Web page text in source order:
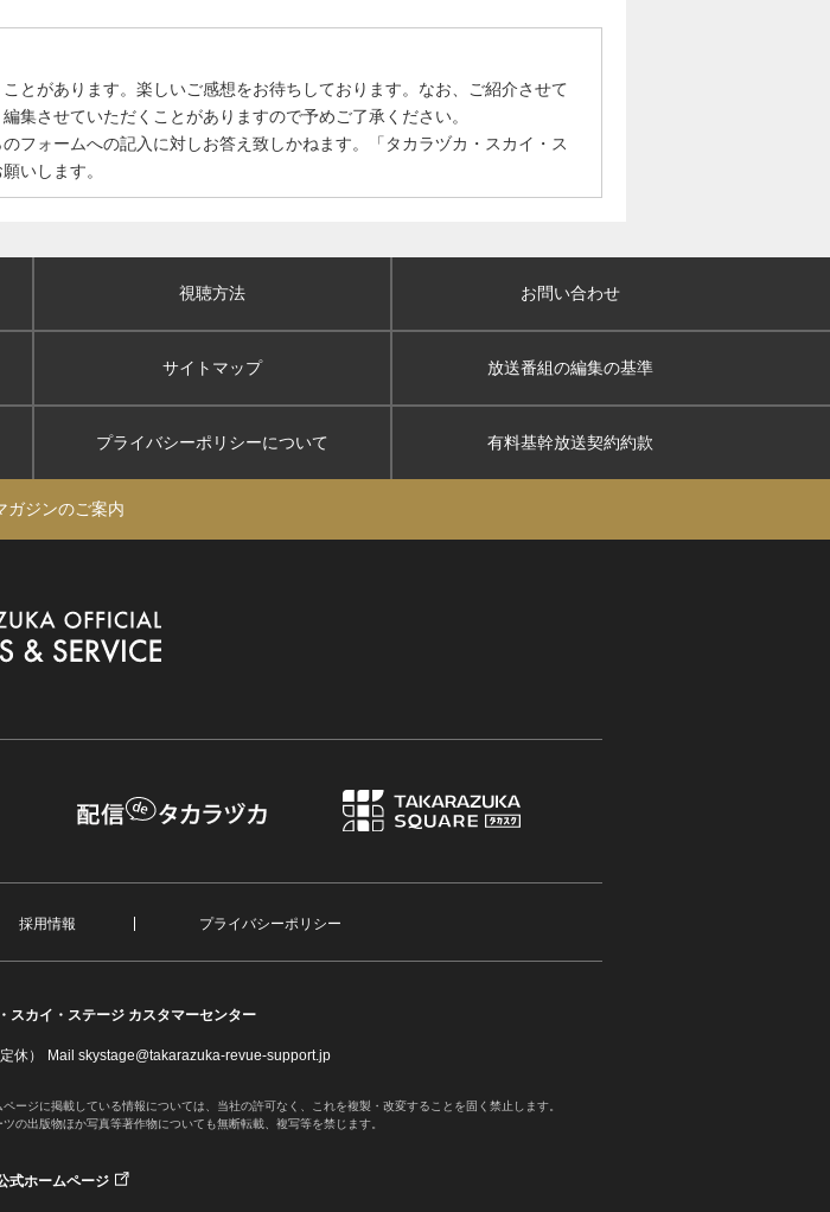
とがあります。楽しいご感想をお待ちしております。なお、ご紹介させて
集させていただくことがありますので予めご了承ください。
フォームへの記入に対しお答え致しかねます。「タカラヅカ・スカイ・ス
いします。
視聴方法 お問い合わせ
サイトマップ 放送番組の編集の基準
プライバシーポリシーについて 有料基幹放送契約約款
ガジンのご案内
採用情報 プライバシーポリシー
スカイ・ステージ カスタマーセンター
休） Mail skystage@takarazuka-revue-support.jp
ジに掲載している情報については、当社の許可なく、これを複製・改変することを固く禁止します。
の出版物ほか写真等著作物についても無断転載、複写等を禁じます。
式ホームページ